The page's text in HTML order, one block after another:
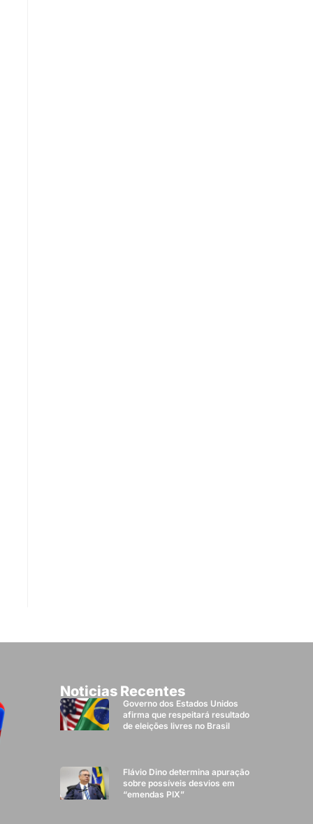
Noticias Recentes
Governo dos Estados Unidos
afirma que respeitará resultado
de eleições livres no Brasil
Flávio Dino determina apuração
sobre possíveis desvios em
“emendas PIX”